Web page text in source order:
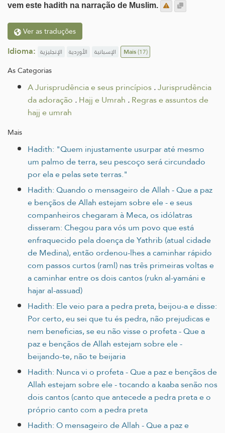
vem este hadith na narração de Muslim.
Ver as traduções
Idioma: الإنجليزية الأوردية الإسبانية Mais(17)
As Categorias
A Jurisprudência e seus princípios.Jurisprudência
da adoração .Hajj e Umrah .Regras e assuntos de
hajj e umrah
Mais
Hadith: "Quem injustamente usurpar até mesmo
um palmo de terra, seu pescoço será circundado
por ela e pelas sete terras."
Hadith: Quando o mensageiro de Allah - Que a paz
e bençãos de Allah estejam sobre ele - e seus
companheiros chegaram à Meca, os idólatras
disseram: Chegou para vós um povo que está
enfraquecido pela doença de Yathrib (atual cidade
de Medina), então ordenou-lhes a caminhar rápido
com passos curtos (raml) nas três primeiras voltas e
a caminhar entre os dois cantos (rukn al-yamáni e
hajar al-assuad)
Hadith: Ele veio para a pedra preta, beijou-a e disse:
Por certo, eu sei que tu és pedra, não prejudicas e
nem beneficias, se eu não visse o profeta - Que a
paz e bençãos de Allah estejam sobre ele -
beijando-te, não te beijaria
Hadith: Nunca vi o profeta - Que a paz e bençãos de
Allah estejam sobre ele - tocando a kaaba senão nos
dois cantos (canto que antecede a pedra preta e o
próprio canto com a pedra preta
Hadith: O mensageiro de Allah - Que a paz e